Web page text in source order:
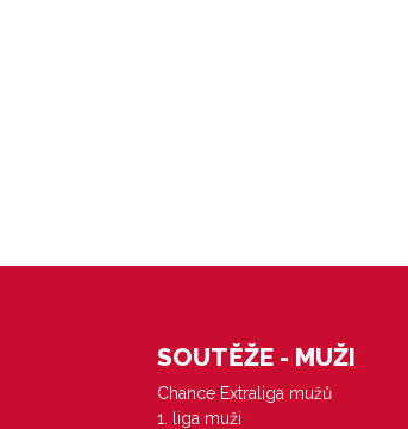
SOUTĚŽE - MUŽI
Chance Extraliga mužů
1. liga muži